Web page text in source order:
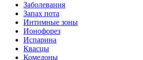
Заболевания
Запах пота
Интимные зоны
Ионофорез
Испарина
Квасцы
Комедоны